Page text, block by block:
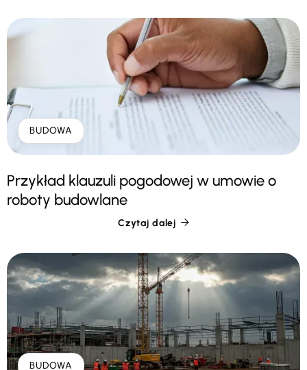
BUDOWA
Przykład klauzuli pogodowej w umowie o
roboty budowlane
Czytaj dalej 
BUDOWA